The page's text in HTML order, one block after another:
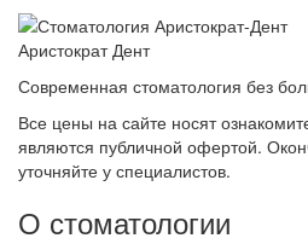
Аристократ Дент
Современная стоматология без
Все цены на сайте носят
являются публичной офертой.
уточняйте у специалистов.
О стоматологии